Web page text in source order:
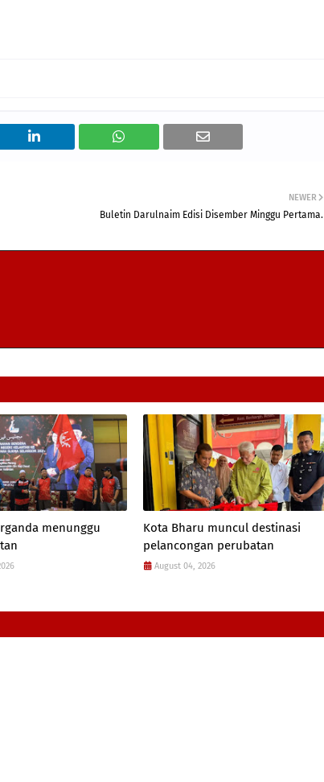
NEWER
Buletin Darulnaim Edisi Disember Minggu Pertama.
menunggu
Kota Bharu muncul destinasi
pelancongan perubatan
August 04, 2026